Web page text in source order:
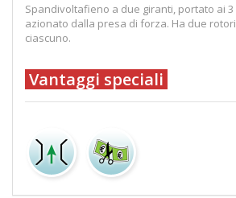
Spandivoltafieno a due giranti, portato ai
azionato dalla presa di forza. Ha due
ciascuno.
Vantaggi speciali